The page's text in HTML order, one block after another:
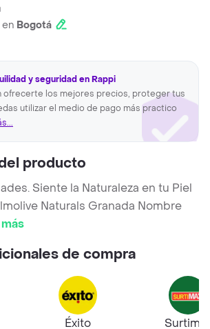
Bogotá
y seguridad en Rappi
ofrecerte los mejores precios, proteger tus
utilizar el medio de pago más practico
producto
Siente la Naturaleza en tu Piel
Naturals Granada Nombre
de compra
Éxito